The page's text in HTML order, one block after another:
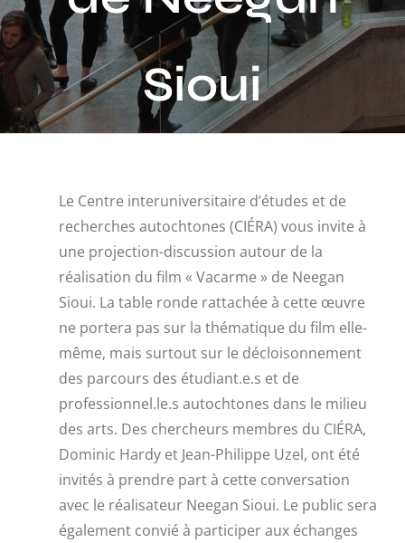
Activités
Publications
Recherche
Sioui
Le Centre interuniversitaire d’études et de
recherches autochtones (CIÉRA) vous invite à
une projection-discussion autour de la
réalisation du film « Vacarme » de Neegan
Sioui. La table ronde rattachée à cette œuvre
ne portera pas sur la thématique du film elle-
même, mais surtout sur le décloisonnement
des parcours des étudiant.e.s et de
professionnel.le.s autochtones dans le milieu
des arts. Des chercheurs membres du CIÉRA,
Dominic Hardy et Jean-Philippe Uzel, ont été
invités à prendre part à cette conversation
avec le réalisateur Neegan Sioui. Le public sera
également convié à participer aux échanges